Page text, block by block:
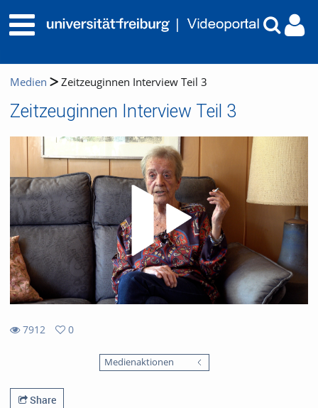
Medien Zeitzeuginnen Interview Teil 3
Zeitzeuginnen Interview Teil 3
7912
0
Medienaktionen
Share